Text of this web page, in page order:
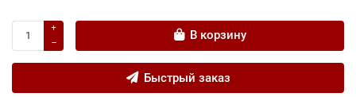
В корзину
Быстрый заказ